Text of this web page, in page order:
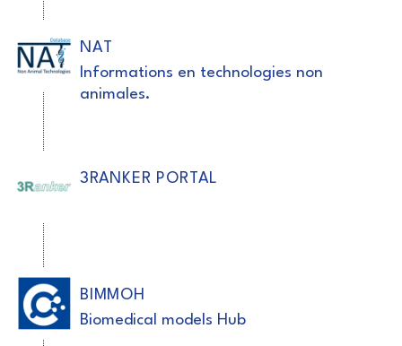
NAT
Informations en technologies non
animales.
3RANKER PORTAL
BIMMOH
Biomedical models Hub